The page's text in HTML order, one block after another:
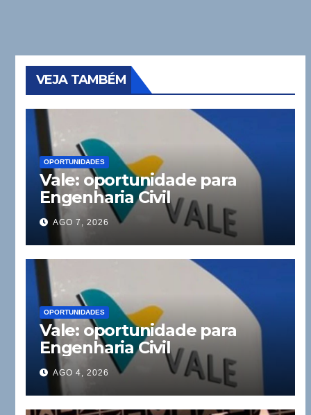
VEJA TAMBÉM
OPORTUNIDADES
Vale: oportunidade para
Engenharia Civil
AGO 7, 2026
OPORTUNIDADES
Vale: oportunidade para
Engenharia Civil
AGO 4, 2026